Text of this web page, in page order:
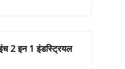
2 इन 1 इंडस्ट्रियल